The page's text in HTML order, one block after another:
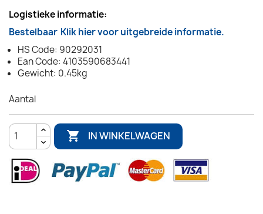
Logistieke informatie:
Bestelbaar Klik hier voor uitgebreide informatie.
HS Code: 90292031
Ean Code: 4103590683441
Gewicht: 0.45kg
Aantal
 IN WINKELWAGEN